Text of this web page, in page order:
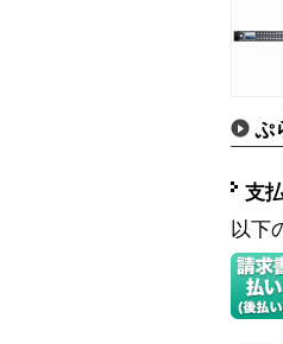
ぷ
支
以下